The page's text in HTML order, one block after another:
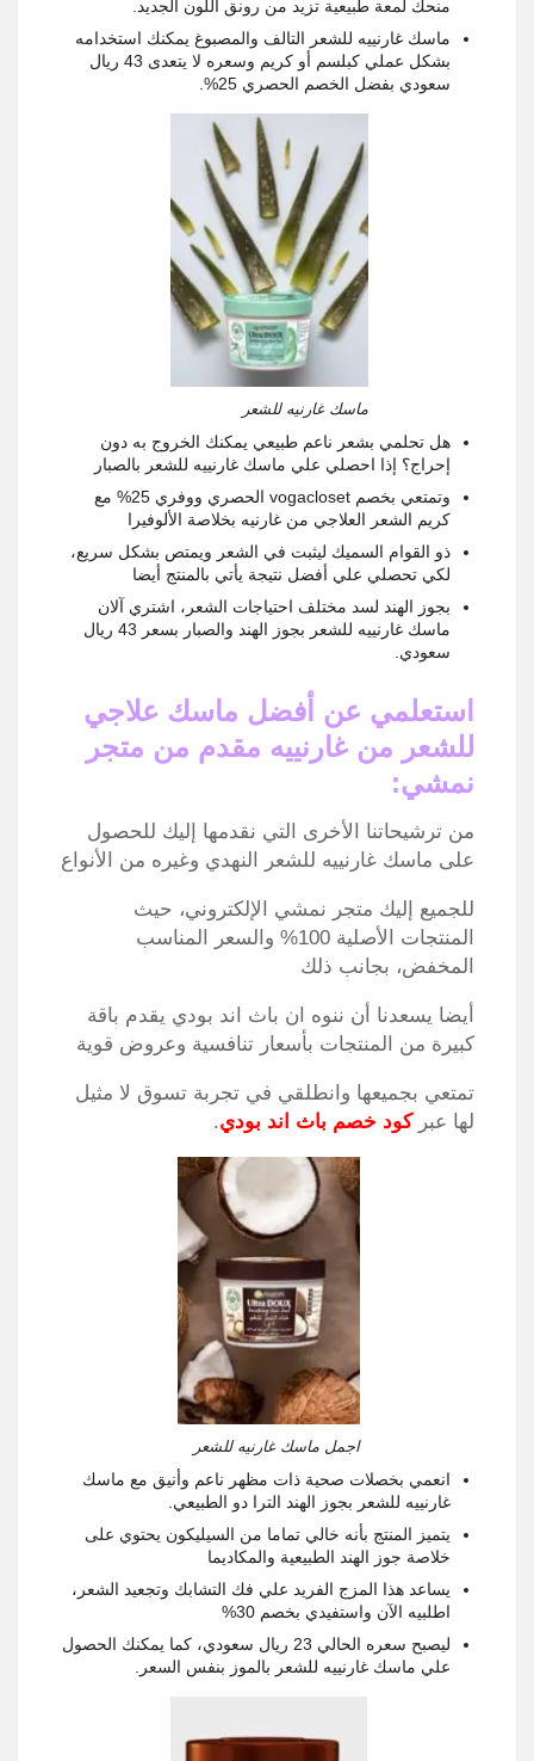
منحك لمعة طبيعية تزيد من رونق اللون الجديد.
ماسك غارنييه للشعر التالف والمصبوغ يمكنك استخدامه
بشكل عملي كبلسم أو كريم وسعره لا يتعدى 43 ريال
سعودي بفضل الخصم الحصري 25%.
ماسك غارنيه للشعر
هل تحلمي بشعر ناعم طبيعي يمكنك الخروج به دون
إحراج؟ إذا احصلي علي ماسك غارنييه للشعر بالصبار
وتمتعي بخصم vogacloset الحصري ووفري 25% مع
كريم الشعر العلاجي من غارنيه بخلاصة الألوفيرا
ذو القوام السميك ليثبت في الشعر ويمتص بشكل سريع،
لكي تحصلي علي أفضل نتيجة يأتي بالمنتج أيضا
بجوز الهند لسد مختلف احتياجات الشعر، اشتري آلان
ماسك غارنييه للشعر بجوز الهند والصبار بسعر 43 ريال
سعودي.
استعلمي عن أفضل ماسك علاجي
للشعر من غارنييه مقدم من متجر
نمشي:
من ترشيحاتنا الأخرى التي نقدمها إليك للحصول
على ماسك غارنييه للشعر النهدي وغيره من الأنواع
للجميع إليك متجر نمشي الإلكتروني، حيث
المنتجات الأصلية 100% والسعر المناسب
المخفض، بجانب ذلك
أيضا يسعدنا أن ننوه ان باث اند بودي يقدم باقة
كبيرة من المنتجات بأسعار تنافسية وعروض قوية
تمتعي بجميعها وانطلقي في تجربة تسوق لا مثيل
لها عبركود خصم باث اند بودي.
اجمل ماسك غارنيه للشعر
انعمي بخصلات صحية ذات مظهر ناعم وأنيق مع ماسك
غارنييه للشعر بجوز الهند الترا دو الطبيعي.
يتميز المنتج بأنه خالي تماما من السيليكون يحتوي على
خلاصة جوز الهند الطبيعية والمكاديما
يساعد هذا المزج الفريد علي فك التشابك وتجعيد الشعر،
اطلبيه الآن واستفيدي بخصم 30%
ليصبح سعره الحالي 23 ريال سعودي، كما يمكنك الحصول
علي ماسك غارنييه للشعر بالموز بنفس السعر.